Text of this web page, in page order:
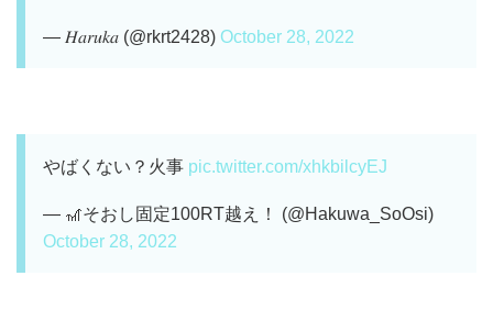
— 𝐻𝑎𝑟𝑢𝑘𝑎 (@rkrt2428) October 28, 2022
やばくない？火事 pic.twitter.com/xhkbilcyEJ
— 🎢そおし固定100RT越え！ (@Hakuwa_SoOsi)
October 28, 2022